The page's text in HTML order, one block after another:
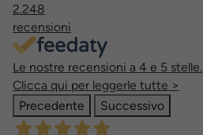
2.248
recensioni
Le nostre recensioni a 4 e 5 stelle.
Clicca qui per leggerle tutte >
Precedente
Successivo